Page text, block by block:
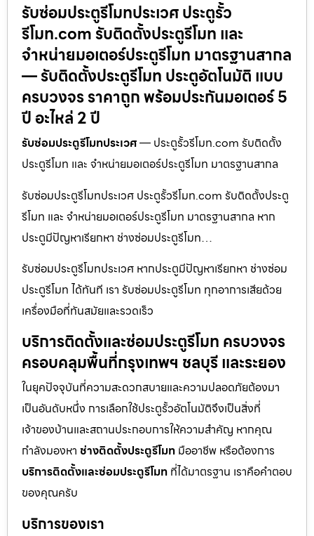
รับซ่อมประตูรีโมทประเวศ ประตูรั้ว
รีโมท.com รับติดตั้งประตูรีโมท และ
จำหน่ายมอเตอร์ประตูรีโมท มาตรฐานสากล
— รับติดตั้งประตูรีโมท ประตูอัตโนมัติ แบบ
ครบวงจร ราคาถูก พร้อมประกันมอเตอร์ 5
ปี อะไหล่ 2 ปี
รับซ่อมประตูรีโมทประเวศ— ประตูรั้วรีโมท.com รับติดตั้ง
ประตูรีโมท และ จำหน่ายมอเตอร์ประตูรีโมท มาตรฐานสากล
รับซ่อมประตูรีโมทประเวศ ประตูรั้วรีโมท.com รับติดตั้งประตู
รีโมท และ จำหน่ายมอเตอร์ประตูรีโมท มาตรฐานสากล หาก
ประตูมีปัญหาเรียกหา ช่างซ่อมประตูรีโมท…
รับซ่อมประตูรีโมทประเวศ หากประตูมีปัญหาเรียกหา ช่างซ่อม
ประตูรีโมท ได้ทันที เรา รับซ่อมประตูรีโมท ทุกอาการเสียด้วย
เครื่องมือที่ทันสมัยและรวดเร็ว
บริการติดตั้งและซ่อมประตูรีโมท ครบวงจร
ครอบคลุมพื้นที่กรุงเทพฯ ชลบุรี และระยอง
ในยุคปัจจุบันที่ความสะดวกสบายและความปลอดภัยต้องมา
เป็นอันดับหนึ่ง การเลือกใช้ประตูรั้วอัตโนมัติจึงเป็นสิ่งที่
เจ้าของบ้านและสถานประกอบการให้ความสำคัญ หากคุณ
กำลังมองหา ช่างติดตั้งประตูรีโมท มืออาชีพ หรือต้องการ
บริการติดตั้งและซ่อมประตูรีโมท ที่ได้มาตรฐาน เราคือคำตอบ
ของคุณครับ
บริการของเรา